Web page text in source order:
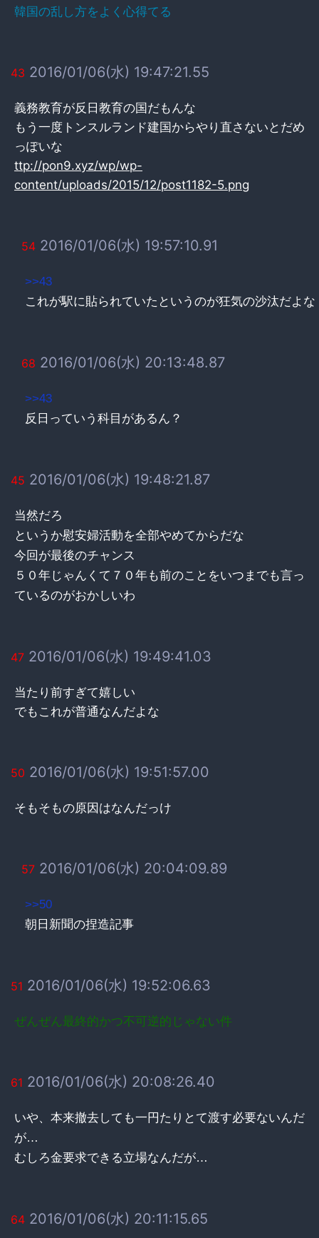
韓国の乱し方をよく心得てる
43 2016/01/06(水) 19:47:21.55
義務教育が反日教育の国だもんな
もう一度トンスルランド建国からやり直さないとだめ
っぽいな
ttp://pon9.xyz/wp/wp-
content/uploads/2015/12/post1182-5.png
54 2016/01/06(水) 19:57:10.91
>>43
これが駅に貼られていたというのが狂気の沙汰だよな
68 2016/01/06(水) 20:13:48.87
>>43
反日っていう科目があるん？
45 2016/01/06(水) 19:48:21.87
当然だろ
というか慰安婦活動を全部やめてからだな
今回が最後のチャンス
５０年じゃんくて７０年も前のことをいつまでも言っ
ているのがおかしいわ
47 2016/01/06(水) 19:49:41.03
当たり前すぎて嬉しい
でもこれが普通なんだよな
50 2016/01/06(水) 19:51:57.00
そもそもの原因はなんだっけ
57 2016/01/06(水) 20:04:09.89
>>50
朝日新聞の捏造記事
51 2016/01/06(水) 19:52:06.63
ぜんぜん最終的かつ不可逆的じゃない件
61 2016/01/06(水) 20:08:26.40
いや、本来撤去しても一円たりとて渡す必要ないんだ
が…
むしろ金要求できる立場なんだが…
64 2016/01/06(水) 20:11:15.65